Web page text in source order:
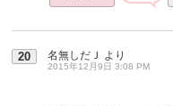
20 名無しだＪ より
2015年12月9日 3:08 PM